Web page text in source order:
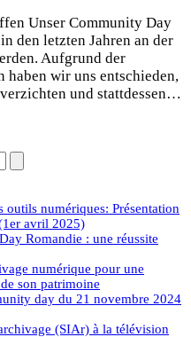
Unser Community Day
den letzten Jahren an der
Aufgrund der
haben wir uns entschieden,
und stattdessen…
outils numériques: Présentation
avril 2025)
Romandie : une réussite
numérique pour une
son patrimoine
day du 21 novembre 2024
(SIAr) à la télévision